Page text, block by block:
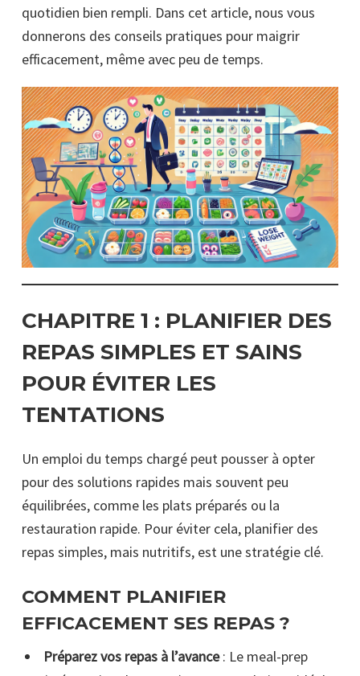
quotidien bien rempli. Dans cet article, nous vous
donnerons des conseils pratiques pour maigrir
efficacement, même avec peu de temps.
CHAPITRE 1 : PLANIFIER DES
REPAS SIMPLES ET SAINS
POUR ÉVITER LES
TENTATIONS
Un emploi du temps chargé peut pousser à opter
pour des solutions rapides mais souvent peu
équilibrées, comme les plats préparés ou la
restauration rapide. Pour éviter cela, planifier des
repas simples, mais nutritifs, est une stratégie clé.
COMMENT PLANIFIER
EFFICACEMENT SES REPAS ?
Préparez vos repas à l’avance: Le meal-prep